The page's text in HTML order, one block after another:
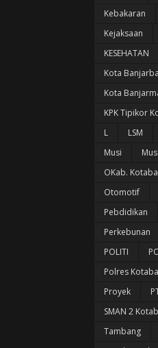
Kebakaran
Kejaksaan
KESEHATAN
Kota
Kota
KPK Tipikor
L
LSM
Musi
OKab.
Otomotif
Pebdidikan
Perkebunan
POLITI
Polres
Proyek
SMAN 2
Tambang